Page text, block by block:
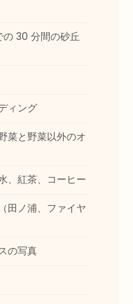
の 30 分間の砂丘
ィング
菜と野菜以外のオ
、紅茶、コーヒー
田ノ浦、ファイヤ
の写真